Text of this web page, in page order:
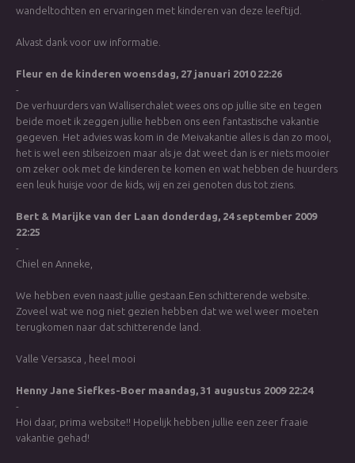
wandeltochten en ervaringen met kinderen van deze leeftijd.
Alvast dank voor uw informatie.
Fleur en de kinderen woensdag, 27 januari 2010 22:26
-
De verhuurders van Walliserchalet wees ons op jullie site en tegen
beide moet ik zeggen jullie hebben ons een fantastische vakantie
gegeven. Het advies was kom in de Meivakantie alles is dan zo mooi,
het is wel een stilseizoen maar als je dat weet dan is er niets mooier
om zeker ook met de kinderen te komen en wat hebben de huurders
een leuk huisje voor de kids, wij en zei genoten dus tot ziens.
Bert & Marijke van der Laan donderdag, 24 september 2009
22:25
-
Chiel en Anneke,
We hebben even naast jullie gestaan.Een schitterende website.
Zoveel wat we nog niet gezien hebben dat we wel weer moeten
terugkomen naar dat schitterende land.
Valle Versasca , heel mooi
Henny Jane Siefkes-Boer maandag, 31 augustus 2009 22:24
-
Hoi daar, prima website!! Hopelijk hebben jullie een zeer fraaie
vakantie gehad!